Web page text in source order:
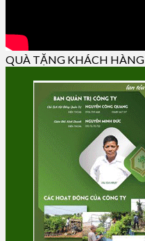
QUÀ TẶNG KHÁCH HÀNG